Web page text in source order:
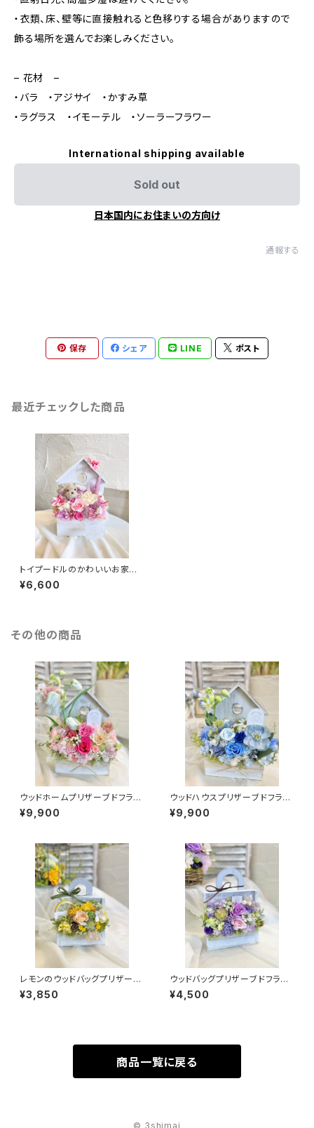
・衣類、床、壁等に直接触れると色移りする場合がありますので
飾る場所を選んでお楽しみください。
– 花材 –
・バラ ・アジサイ ・かすみ草
・ラグラス ・イモーテル ・ソーラーフラワー
International shipping available
Sold out
日本国内にお住まいの方向け
通報する
保存 シェア LINE ポスト
最近チェックした商品
トイプードルのかわいいお家
プリザーブドフラワー 【ピンク】
¥6,600
その他の商品
ウッドホームプリザーブドフラワ
ー 【ピンク】
¥9,900
ウッドハウスプリザーブドフラワ
ー 【ブルー】
¥9,900
レモンのウッドバッグプリザーブ
ドフラワー
¥3,850
ウッドバッグプリザーブドフラワ
ー 【パープル】
¥4,500
商品一覧に戻る
© 3shimai